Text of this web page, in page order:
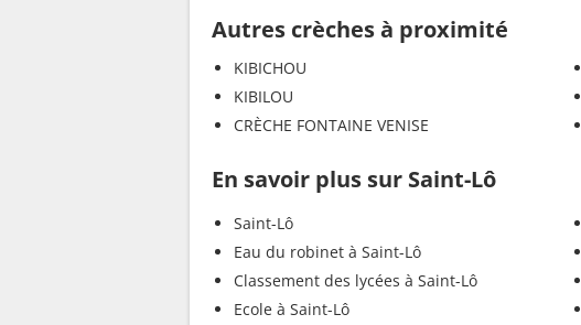
Autres crèches à proximité
KIBICHOU
KIBILOU
CRÈCHE FONTAINE VENISE
En savoir plus sur Saint-Lô
Saint-Lô
Eau du robinet à Saint-Lô
Classement des lycées à Saint-Lô
Ecole à Saint-Lô